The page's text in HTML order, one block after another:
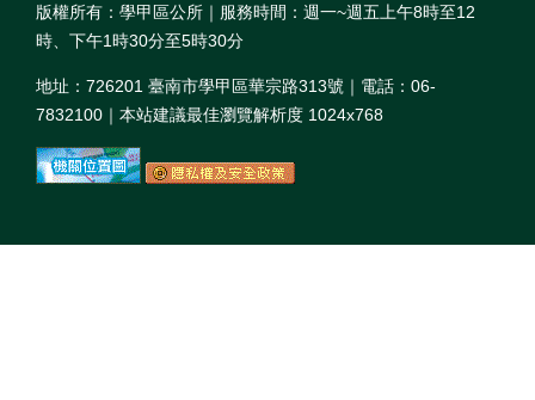
版權所有：學甲區公所｜服務時間：週一~週五上午8時至12
時、下午1時30分至5時30分
地址：726201 臺南市學甲區華宗路313號｜電話：06-
7832100｜本站建議最佳瀏覽解析度 1024x768